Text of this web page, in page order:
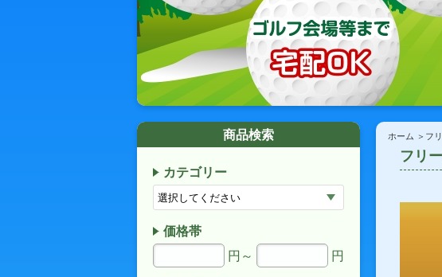
フリ
ホーム フ
商品検索
カテゴリー
価格帯
円～
円